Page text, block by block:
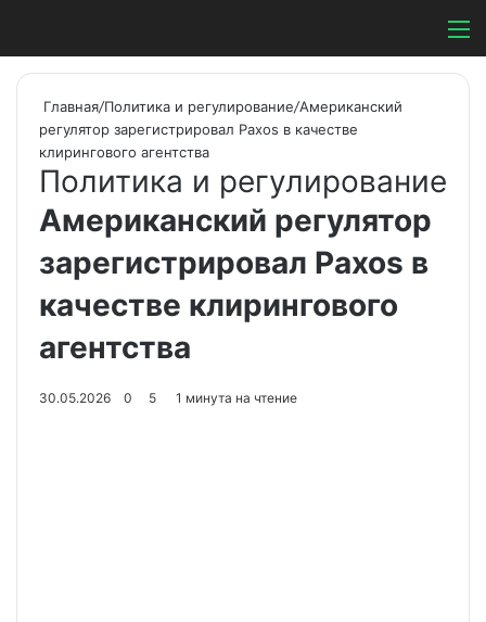
Switch skin
Главная/Политика и регулирование/Американский
регулятор зарегистрировал Paxos в качестве
клирингового агентства
Политика и регулирование
Американский регулятор
зарегистрировал Paxos в
качестве клирингового
агентства
30.05.2026 0 5 1 минута на чтение